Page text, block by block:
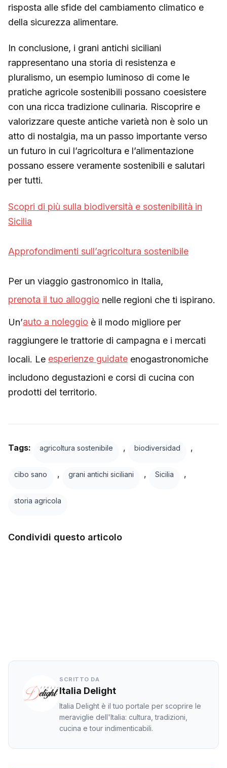
risposta alle sfide del cambiamento climatico e
della sicurezza alimentare.
In conclusione, i grani antichi siciliani
rappresentano una storia di resistenza e
pluralismo, un esempio luminoso di come le
pratiche agricole sostenibili possano coesistere
con una ricca tradizione culinaria. Riscoprire e
valorizzare queste antiche varietà non è solo un
atto di nostalgia, ma un passo importante verso
un futuro in cui l’agricoltura e l’alimentazione
possano essere veramente sostenibili e salutari
per tutti.
Scopri di più sulla biodiversità e sostenibilità in
Sicilia
Approfondimenti sull’agricoltura sostenibile
Per un viaggio gastronomico in Italia,
prenota il tuo alloggio nelle regioni che ti ispirano.
Un’auto a noleggio è il modo migliore per
raggiungere le trattorie di campagna e i mercati
locali. Le esperienze guidate enogastronomiche
includono degustazioni e corsi di cucina con
prodotti del territorio.
Tags: agricoltura sostenibile , biodiversidad ,
cibo sano , grani antichi siciliani , Sicilia ,
storia agricola
Condividi questo articolo
SCRITTO DA
Italia Delight
Italia Delight è il tuo portale per scoprire le
meraviglie dell'Italia: cultura, tradizioni,
cucina e tour indimenticabili.